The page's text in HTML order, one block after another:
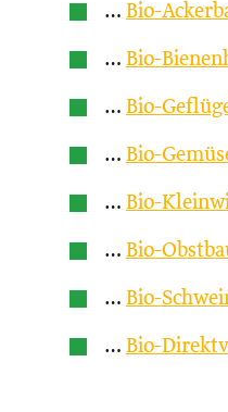
… Bio-
… Bio-
… Bio-
… Bio-
… Bio-
… Bio-
… Bio-
… Bio-